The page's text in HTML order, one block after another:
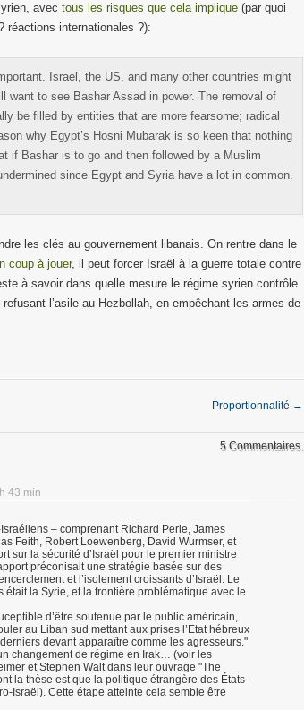
avec tous les risques que cela implique (par quoi
réactions internationales ?):
Israel, the US, and many other countries might
want to see Bashar Assad in power. The removal of
be filled by entities that are more fearsome; radical
why Egypt’s Hosni Mubarak is so keen that nothing
if Bashar is to go and then followed by a Muslim
since Egypt and Syria have a lot in common.
les clés au gouvernement libanais. On rentre dans le
coup à jouer, il peut forcer Israël à la guerre totale contre
à savoir dans quelle mesure le régime syrien contrôle
l’asile au Hezbollah, en empêchant les armes de
Proportionnalité →
5 Commentaires.
43 min
– comprenant Richard Perle, James
Feith, Robert Loewenberg, David Wurmser, et
sur la sécurité d’Israël pour le premier ministre
préconisait une stratégie basée sur des
et l’isolement croissants d’Israël. Le
la Syrie, et la frontière problématique avec le
d’être soutenue par le public américain,
au Liban sud mettant aux prises l’Etat hébreux
devant apparaître comme les agresseurs."
changement de régime en Irak… (voir les
et Stephen Walt dans leur ouvrage "The
la thèse est que la politique étrangère des États-
Israël). Cette étape atteinte cela semble être